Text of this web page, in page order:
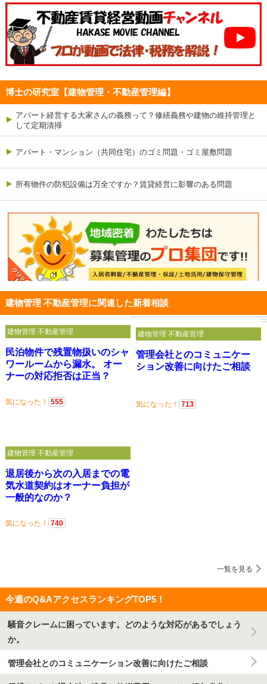
博士の研究室【建物管理・不動産管理編】
アパート経営する大家さんの義務って？修繕義務や建物の維持管理と
して定期清掃
アパート・マンション（共同住宅）のゴミ問題・ゴミ屋敷問題
所有物件の防犯設備は万全ですか？賃貸経営に影響のある問題
建物管理 不動産管理に関連した新着相談
民泊物件で残置物扱いのシャ
ワールームから漏水。 オー
ナーの対応拒否は正当？
気になった！ 555
建物管理 不動産管理
管理会社とのコミュニケー
ション改善に向けたご相談
気になった！ 713
建物管理 不動産管理
退居後から次の入居までの電
気水道契約はオーナー負担が
一般的なのか？
気になった！ 740
建物管理 不動産管理
一覧を見る
今週のQ&AアクセスランキングTOP5！
騒音クレームに困っています。どのような対応があるでしょう
か。
管理会社とのコミュニケーション改善に向けたご相談